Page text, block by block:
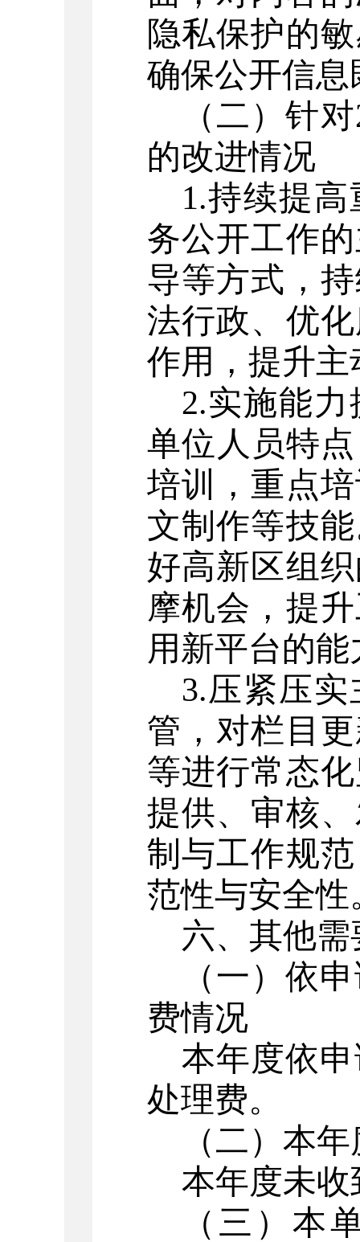
隐私保护的
确保公开信
（二）针对
的改进情况
1.持续提高
务公开工作
导等方式，
法行政、优
作用，提升
2.实施能力
单位人员特
培训，重点
文制作等技
好高新区组
摩机会，提
用新平台的能
3.压紧压
管，对栏目
等进行常态
提供、审核
制与工作规
范性与安全性
六、其他
（一）依
费情况
本年度依
处理费。
（二）本
本年度未
（三）本